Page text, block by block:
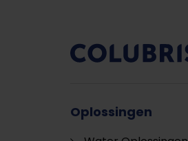
Oplossingen